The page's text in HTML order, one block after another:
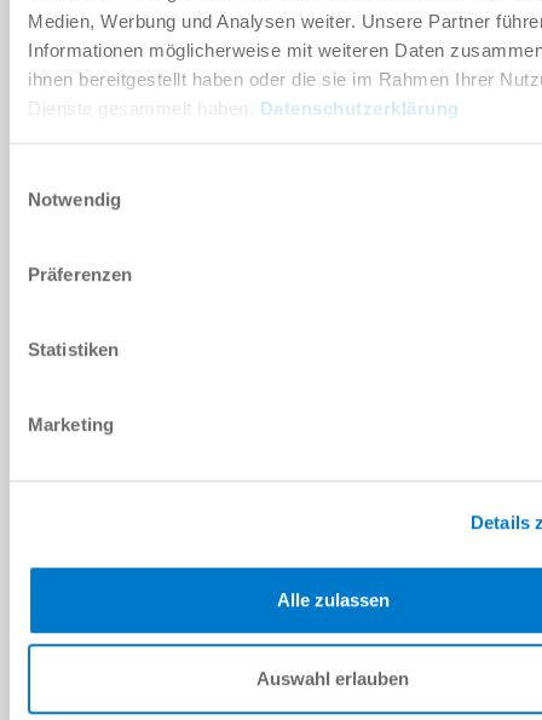
Medien, Werbung und Analysen weiter. Unsere Partner
Informationen möglicherweise mit weiteren Daten
ihnen bereitgestellt haben oder die sie im Rahmen Ihrer
Dienste gesammelt haben. Datenschutzerklärung
Notwendig
Präferenzen
Statistiken
Marketing
Details
Alle zulassen
Auswahl erlauben
Sicherheitsabfrage
Ich habe die
Technische Daten